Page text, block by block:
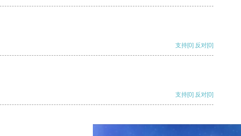
支持[0] 反对[0]
支持[0] 反对[0]